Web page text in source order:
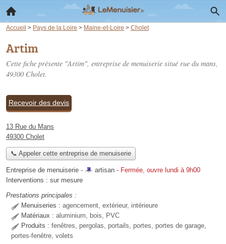
Accueil > Pays de la Loire > Maine-et-Loire > Cholet
Artim
Cette fiche présente "Artim", entreprise de menuiserie situé rue du mans,
49300 Cholet.
Recevoir des devis
13 Rue du Mans
49300 Cholet
📞 Appeler cette entreprise de menuiserie
Entreprise de menuiserie - artisan - Fermée, ouvre lundi à 9h00
Interventions : sur mesure
Prestations principales :
Menuiseries : agencement, extérieur, intérieure
Matériaux : aluminium, bois, PVC
Produits : fenêtres, pergolas, portails, portes, portes de garage,
portes-fenêtre, volets